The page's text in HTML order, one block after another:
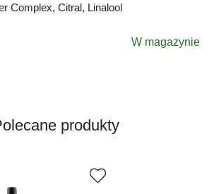
W magazynie
Complex, Citral, Linalool
produkty